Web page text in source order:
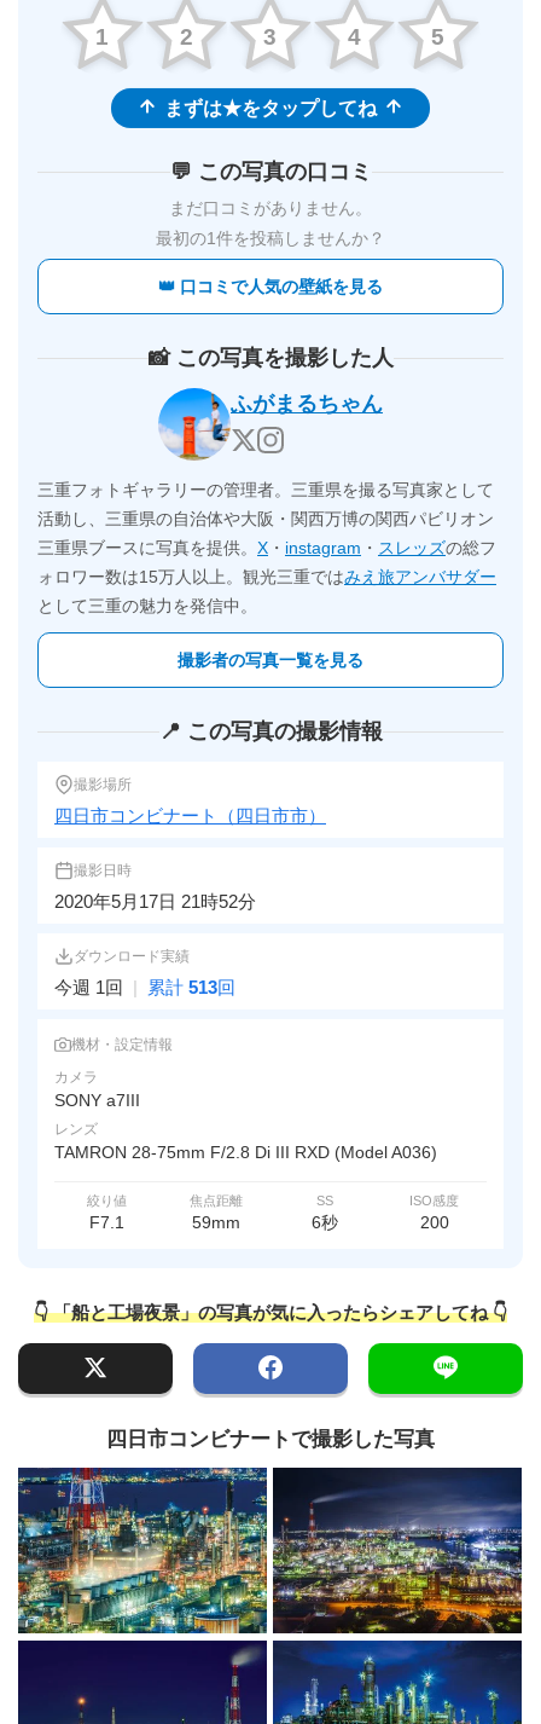
1 2 3 4 5
まずは★をタップしてね
💬 この写真の口コミ
まだ口コミがありません。
最初の1件を投稿しませんか？
👑 口コミで人気の壁紙を見る
📸 この写真を撮影した人
ふがまるちゃん
三重フォトギャラリーの管理者。三重県を撮る写真家として
活動し、三重県の自治体や大阪・関西万博の関西パビリオン
三重県ブースに写真を提供。 X ・ instagram ・ スレッズの総フ
ォロワー数は15万人以上。観光三重ではみえ旅アンバサダー
として三重の魅力を発信中。
撮影者の写真一覧を見る
📍 この写真の撮影情報
撮影場所
四日市コンビナート（四日市市）
撮影日時
2020年5月17日 21時52分
ダウンロード実績
今週 1回 | 累計 513回
機材・設定情報
カメラ
SONY a7III
レンズ
TAMRON 28-75mm F/2.8 Di III RXD (Model A036)
絞り値
F7.1
焦点距離
59mm
SS
6秒
ISO感度
200
👇 「船と工場夜景」の写真が気に入ったらシェアしてね 👇
四日市コンビナートで撮影した写真